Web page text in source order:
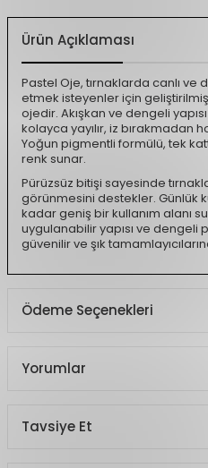
Ürün Açıklaması
Pastel Oje, tırnaklarda canlı ve
etmek isteyenler için
ojedir. Akışkan ve dengeli
kolayca yayılır, iz bırakmadan
Yoğun pigmentli formülü, tek
renk sunar.
Pürüzsüz bitişi sayesinde
görünmesini destekler. Günlük
kadar geniş bir kullanım alanı
uygulanabilir yapısı ve dengeli
güvenilir ve şık
Ödeme Seçenekleri
Yorumlar
Tavsiye Et